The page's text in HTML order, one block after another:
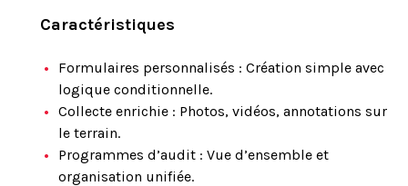
Caractéristiques
Formulaires personnalisés : Création simple avec
logique conditionnelle.
Collecte enrichie : Photos, vidéos, annotations sur
le terrain.
Programmes d’audit : Vue d’ensemble et
organisation unifiée.